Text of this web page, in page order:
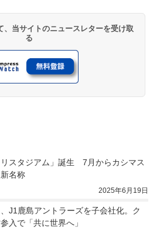
、当サイトのニュースレターを受け取
る
リスタジアム」誕生　7月からカシマス
名称
2025年6月19日
、J1鹿島アントラーズを子会社化。ク
入で「共に世界へ」